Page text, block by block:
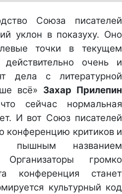
Союза писателей
уклон в показуху. Оно
точки в текущем
очень и
дела с литературной
всё» Захар Прилепин
сейчас нормальная
И вот Союз писателей
конференцию критиков и
с пышным названием
громко
конференция станет
культурный код